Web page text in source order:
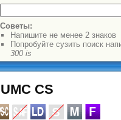
Советы:
Напишите не менее 2 знаков
Попробуйте сузить поиск
300 is
CS